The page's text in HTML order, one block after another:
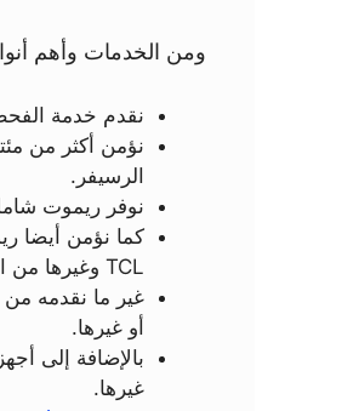
ومن الخدمات وأهم
نقدم خدمة
نؤمن أكثر من
الرسيفر.
نوفر ريموت
كما نؤمن أيضا
TCL وغيرها من الريموتات.
غير ما نقدمه من
أو غيرها.
بالإضافة إلى
غيرها.